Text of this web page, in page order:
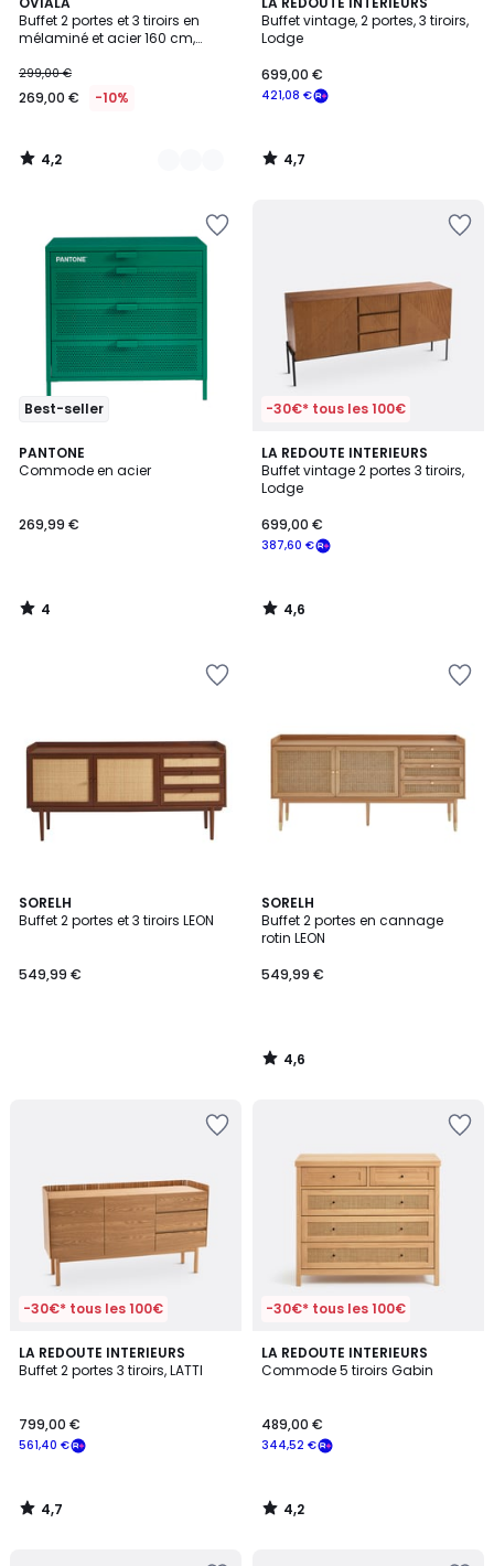
Buffet 2 portes et 3 tiroirs en
mélaminé et acier 160 cm,
299,00 €
269,00 € -10%
/ 5
2
Couleurs
4,2
/
Buffet vintage, 2 portes, 3 tiroirs,
Lodge
421,08 €
699,00 €
/ 5
4,7
/
Best-seller
PANTONE
Commode en acier
269,99 €
4
/
4
/
-30€* tous les 100€
LA REDOUTE INTERIEURS
Buffet vintage 2 portes 3 tiroirs,
Lodge
387,60 €
699,00 €
4,6
/ 5
4,6
/
SORELH
Buffet 2 portes et 3 tiroirs LEON
549,99 €
SORELH
Buffet 2 portes en cannage
rotin LEON
549,99 €
4,6
/ 5
4,6
/
-30€* tous les 100€
LA REDOUTE INTERIEURS
Buffet 2 portes 3 tiroirs, LATTI
561,40 €
799,00 €
4,7
/ 5
4,7
/
-30€* tous les 100€
LA REDOUTE INTERIEURS
Commode 5 tiroirs Gabin
344,52 €
489,00 €
4,2
/ 5
4,2
/